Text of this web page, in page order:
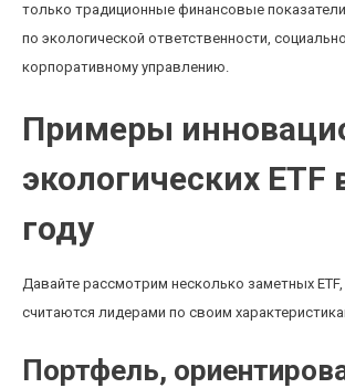
только традиционные финансовые
по экологической ответственности,
корпоративному управлению.
Примеры
экологических ETF
году
Давайте рассмотрим несколько заметных
считаются лидерами по своим
Портфель,